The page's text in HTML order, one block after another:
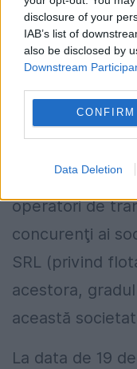
disclosure of your
IAB’s list of
also be disclosed by
Downstream
CONFIRM
Data Deletion
În vederea
Dobrilă i-a
confidenţiale,
publicităţii, din
ofertele/
operatori de
concurenţi ai
SRL (privind
acestora,
această
La data de 19